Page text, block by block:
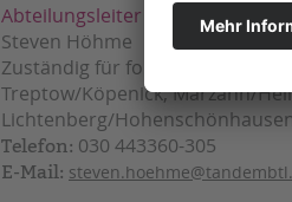
Abteilungsleiter Ost
Steven Höhme
Zuständig für folgende Bezirke:
Treptow/Köpenick, Marzahn/
Lichtenberg/
Telefon: 030 443360-305
E-Mail: